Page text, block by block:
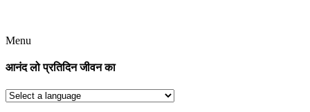
Menu
आनंद लो प्रतिदिन जीवन का